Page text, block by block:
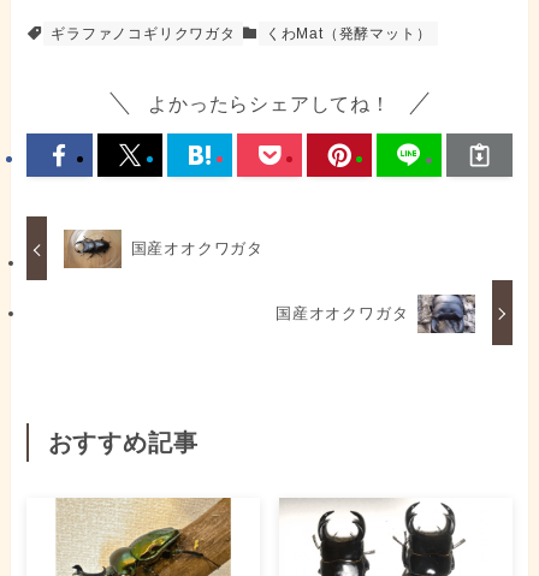
ギラファノコギリクワガタ くわMat（発酵マット）
よかったらシェアしてね！
国産オオクワガタ
国産オオクワガタ
おすすめ記事